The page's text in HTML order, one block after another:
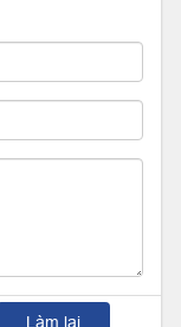
Làm lại